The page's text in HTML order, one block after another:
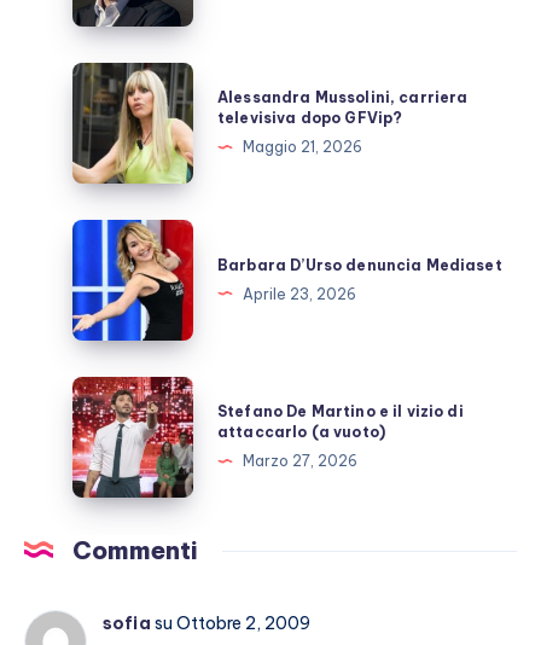
DiNozzo:
cosa
sappiamo
Alessandra
Mussolini,
carriera
televisiva
dopo
GFVip?
Alessandra Mussolini, carriera
televisiva dopo GFVip?
Maggio 21, 2026
Barbara
D’Urso
denuncia
Mediaset
Barbara D’Urso denuncia Mediaset
Aprile 23, 2026
Stefano
De
Martino
e
vizio
(a
Stefano De Martino e il vizio di
attaccarlo (a vuoto)
Marzo 27, 2026
Commenti
sofia su Ottobre 2, 2009